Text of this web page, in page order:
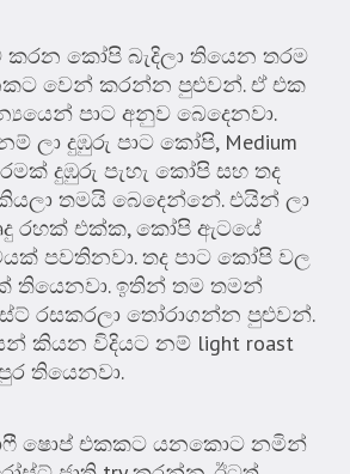
කරන කෝපි බැදිලා තියෙන තරම
වෙන් කරන්න පුළුවන්. ඒ එක
පාට අනුව බෙදෙනවා.
ලා දුඹුරු පාට කෝපි, Medium
දුඹුරු පැහැ කෝපි සහ තද
කියලා තමයි බෙදෙන්නේ. එයින් ලා
රහක් එක්ක, කෝපි ඇටයේ
පවතිනවා. තද පාට කෝපි වල
තියෙනවා. ඉතින් තම තමන්
රසකරලා තෝරාගන්න පුළුවන්.
කියන විදියට නම් light roast
තියෙනවා.
ෂොප් එකකට යනකොට නමින්